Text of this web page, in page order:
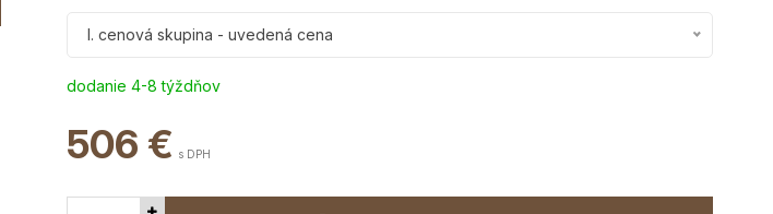
I. cenová skupina - uvedená cena
dodanie 4-8 týždňov
506 € s DPH